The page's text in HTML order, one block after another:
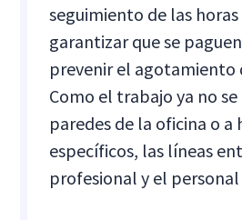
seguimiento de las
garantizar que se
prevenir el agotamiento
Como el trabajo ya no
paredes de la oficina o a
específicos, las líneas
profesional y el